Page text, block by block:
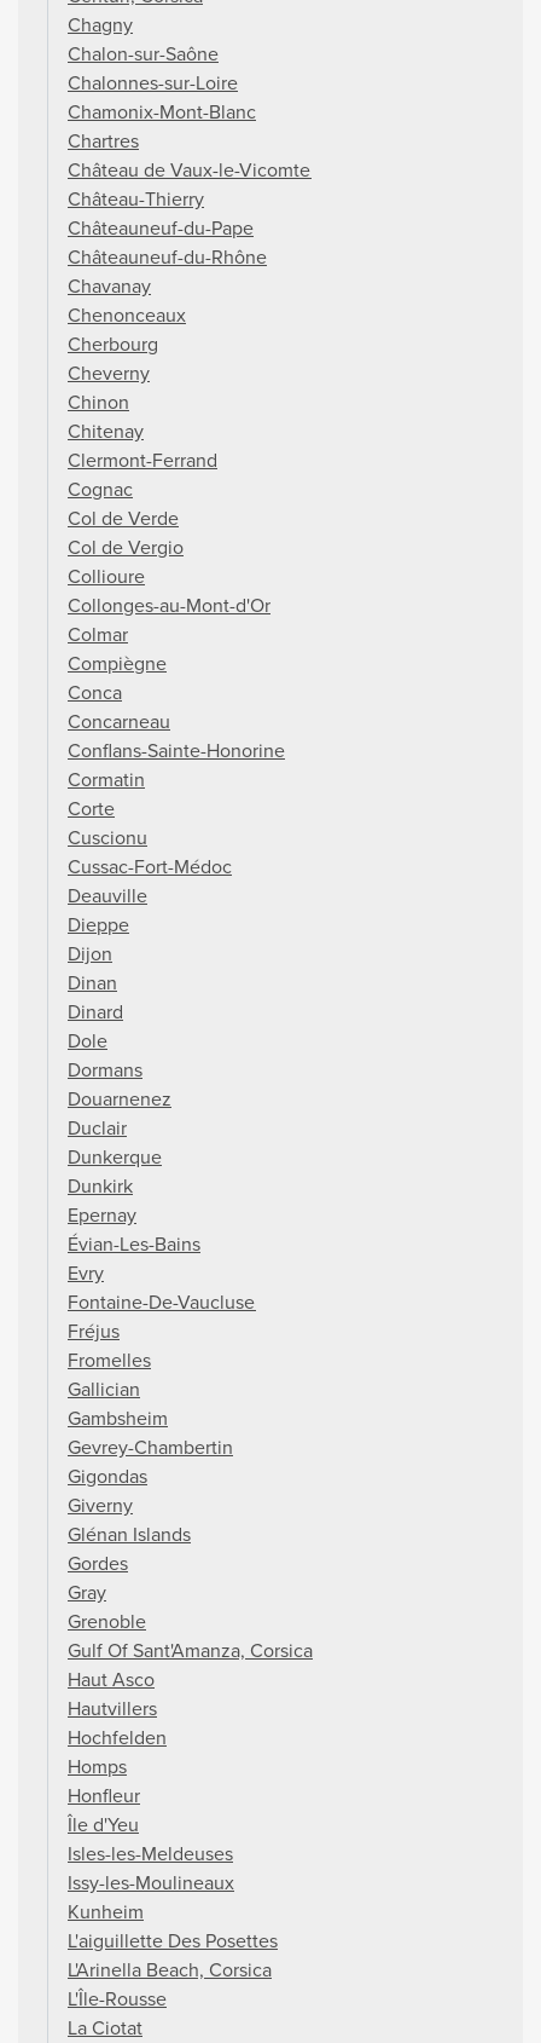
Chagny
Chalon-sur-Saône
Chalonnes-sur-Loire
Chamonix-Mont-Blanc
Chartres
Château de Vaux-le-Vicomte
Château-Thierry
Châteauneuf-du-Pape
Châteauneuf-du-Rhône
Chavanay
Chenonceaux
Cherbourg
Cheverny
Chinon
Chitenay
Clermont-Ferrand
Cognac
Col de Verde
Col de Vergio
Collioure
Collonges-au-Mont-d'Or
Colmar
Compiègne
Conca
Concarneau
Conflans-Sainte-Honorine
Cormatin
Corte
Cuscionu
Cussac-Fort-Médoc
Deauville
Dieppe
Dijon
Dinan
Dinard
Dole
Dormans
Douarnenez
Duclair
Dunkerque
Dunkirk
Epernay
Évian-Les-Bains
Evry
Fontaine-De-Vaucluse
Fréjus
Fromelles
Gallician
Gambsheim
Gevrey-Chambertin
Gigondas
Giverny
Glénan Islands
Gordes
Gray
Grenoble
Gulf Of Sant'Amanza, Corsica
Haut Asco
Hautvillers
Hochfelden
Homps
Honfleur
Île d'Yeu
Isles-les-Meldeuses
Issy-les-Moulineaux
Kunheim
L'aiguillette Des Posettes
L'Arinella Beach, Corsica
L'Île-Rousse
La Ciotat